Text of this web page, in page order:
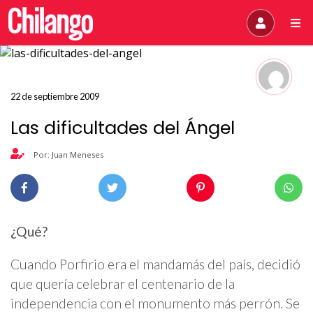
22 de septiembre 2009
Las dificultades del Ángel
Por: Juan Meneses
¿Qué?
Cuando Porfirio era el mandamás del país, decidió
que quería celebrar el centenario de la
independencia con el monumento más perrón. Se